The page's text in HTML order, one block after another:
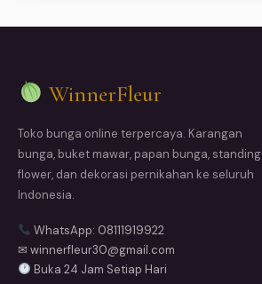
WinnerFleur
Toko bunga online terpercaya. Karangan
bunga, buket mawar, papan bunga, standing
flower, dan dekorasi pernikahan ke seluruh
Indonesia.
WhatsApp: 08111919922
✉ winnerfleur30@gmail.com
Buka 24 Jam Setiap Hari